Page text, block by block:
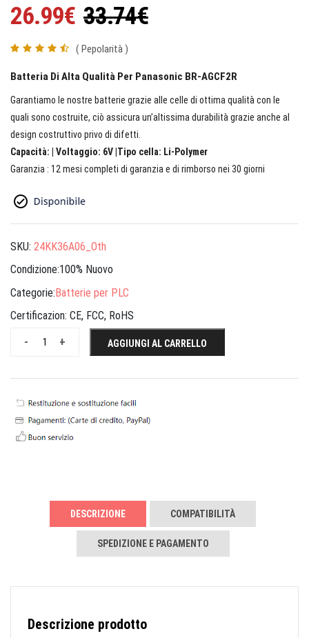
26.99€ 33.74€
( Pepolarità )
Batteria Di Alta Qualità Per Panasonic BR-AGCF2R
Garantiamo le nostre batterie grazie alle celle di ottima qualità con le
quali sono costruite, ciò assicura un’altissima durabilità grazie anche al
design costruttivo privo di difetti.
Capacità: | Voltaggio: 6V |Tipo cella: Li-Polymer
Garanzia : 12 mesi completi di garanzia e di rimborso nei 30 giorni
SKU: 24KK36A06_Oth
Condizione:100% Nuovo
Categorie:Batterie per PLC
Certificazion: CE, FCC, RoHS
+
- AGGIUNGI AL CARRELLO
DESCRIZIONE COMPATIBILITÀ
SPEDIZIONE E PAGAMENTO
Descrizione prodotto